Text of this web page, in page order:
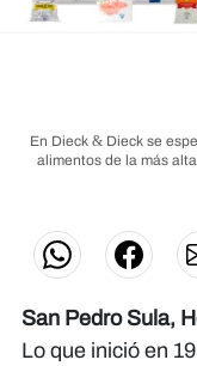
En Dieck & Dieck se
alimentos de la más
San Pedro Sula,
Lo que inició en